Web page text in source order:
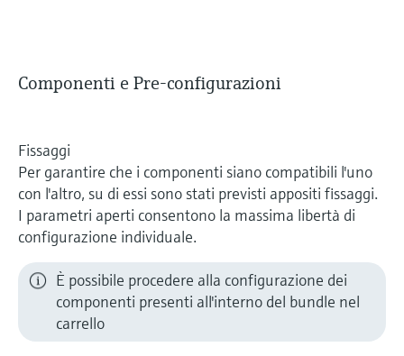
Componenti e Pre-configurazioni
Fissaggi
Per garantire che i componenti siano compatibili l'uno
con l'altro, su di essi sono stati previsti appositi fissaggi.
I parametri aperti consentono la massima libertà di
configurazione individuale.
È possibile procedere alla configurazione dei
componenti presenti all'interno del bundle nel
carrello